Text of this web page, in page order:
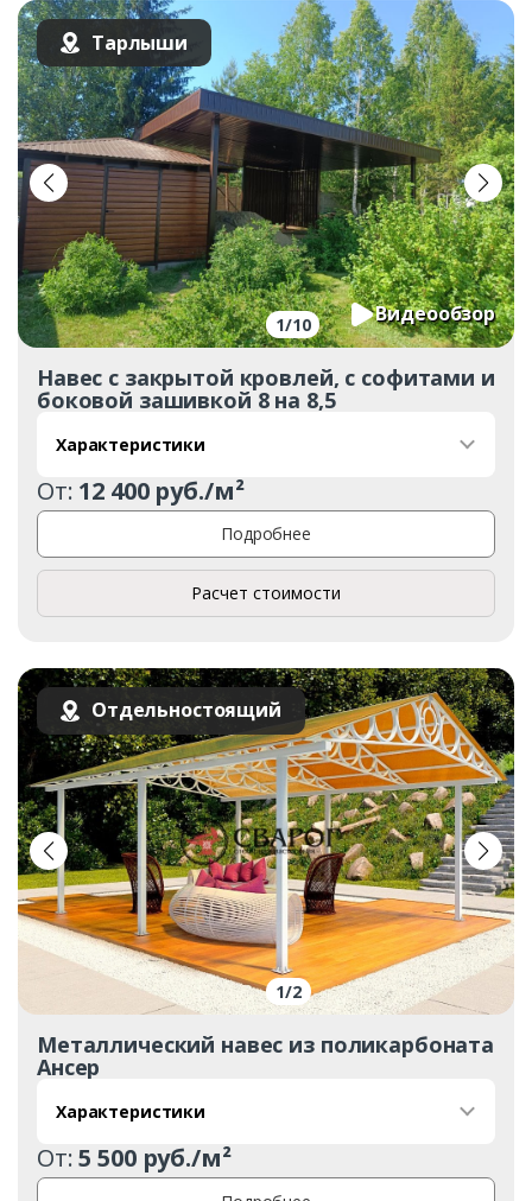
Тарлыши
Видеообзор
1/10
Навес с закрытой кровлей, с софитами и
боковой зашивкой 8 на 8,5
Характеристики
От: 12 400 руб./м²
Подробнее
Расчет стоимости
Отдельностоящий
1/2
Металлический навес из поликарбоната
Ансер
Характеристики
От:5 500 руб./м²